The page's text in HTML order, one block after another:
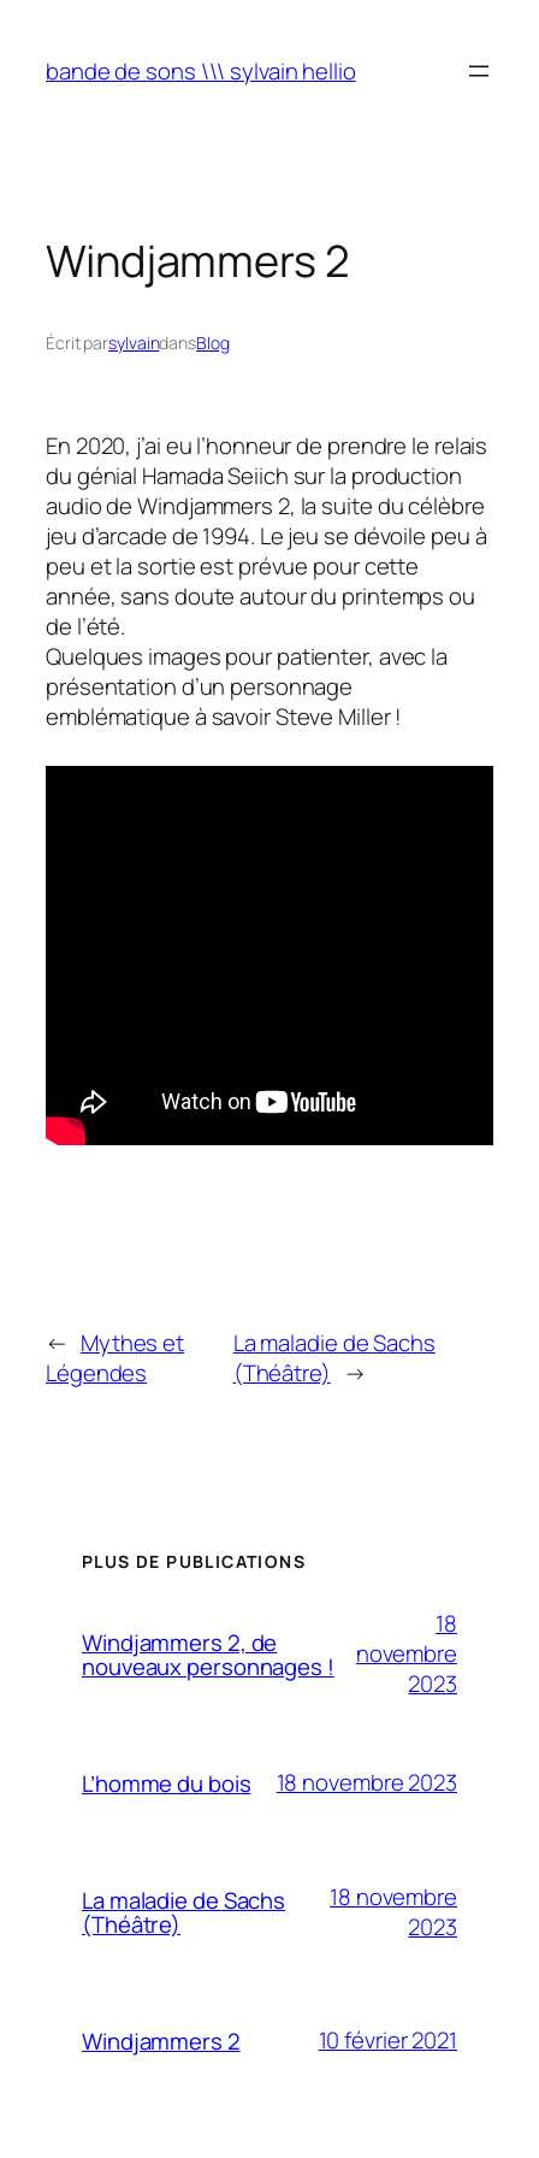
contenu
bande de sons \\\ sylvain hellio
Windjammers 2
Écrit parsylvaindansBlog
En 2020, j’ai eu l’honneur de prendre le relais
du génial Hamada Seiich sur la production
audio de Windjammers 2, la suite du célèbre
jeu d’arcade de 1994. Le jeu se dévoile peu à
peu et la sortie est prévue pour cette
année, sans doute autour du printemps ou
de l’été.
Quelques images pour patienter, avec la
présentation d’un personnage
emblématique à savoir Steve Miller !
← Mythes et
Légendes
La maladie de Sachs
(Théâtre) →
PLUS DE PUBLICATIONS
Windjammers 2, de
nouveaux personnages !
18
novembre
2023
L’homme du bois 18 novembre 2023
La maladie de Sachs
(Théâtre)
18 novembre
2023
Windjammers 2 10 février 2021